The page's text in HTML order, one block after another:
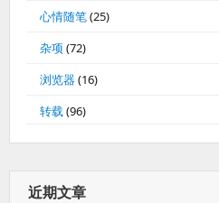
心情随笔(25)
杂项 (72)
浏览器(16)
转载(96)
近期文章